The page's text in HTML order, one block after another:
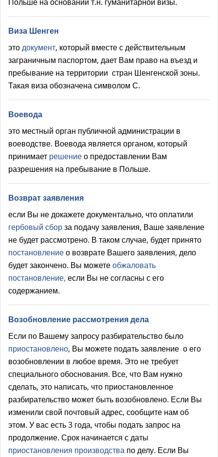
Виза Шенген
этодокумент, который вместе с действительным
заграничным паспортом, дает Вам право на въезд и
пребывание на территории стран Шенгенской зоны.
Такая виза обозначена символом С.
Воевода
это местный орган публичной администрации в
воеводстве. Воевода является органом, который
принимает решениео предоставлении Вам
разрешения на пребывание в Польше.
Возврат заявления
если Вы не докажете документально, что оплатили
гербовый сборза подачу заявления, Ваше заявление
не будет рассмотрено. В таком случае, будет принято
постановлениео возврате Вашего заявления, дело
будет закончено. Вы можетеобжаловать
постановление, если Вы не согласны с его
содержанием.
Возобновление рассмотрения дела
Если по Вашему запросу разбирательство было
приостановлено, Вы можете подать заявление о его
возобновлении в любое время. Это не требует
специального обоснования. Все, что Вам нужно
сделать, это написать, что приостановленное
разбирательство может быть возобновлено. Если Вы
изменили свой почтовый адрес, сообщите нам об
этом. У вас есть 3 года, чтобы подать запрос на
продолжение. Срок начинается с даты
приостановления производства по делу. Если Вы